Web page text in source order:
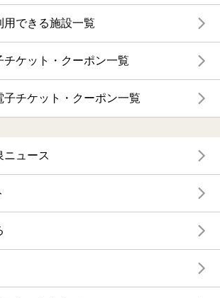
用できる施設一覧
チケット・クーポン一覧
子チケット・クーポン一覧
ニュース